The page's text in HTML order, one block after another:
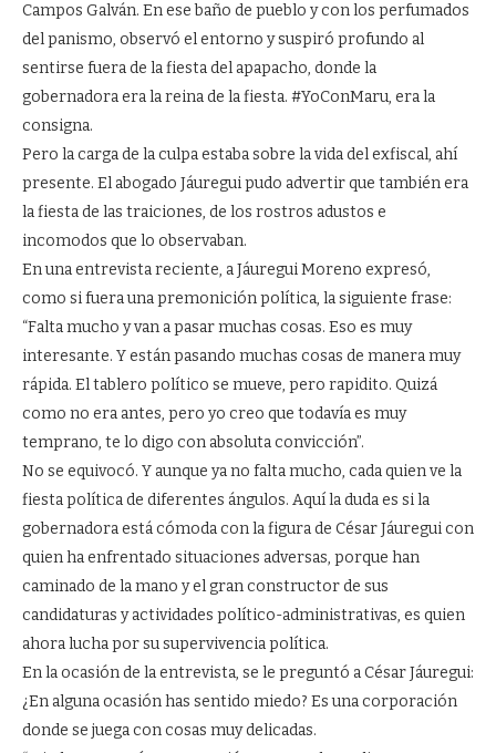
Campos Galván. En ese baño de pueblo y con los perfumados
del panismo, observó el entorno y suspiró profundo al
sentirse fuera de la fiesta del apapacho, donde la
gobernadora era la reina de la fiesta. #YoConMaru, era la
consigna.
Pero la carga de la culpa estaba sobre la vida del exfiscal, ahí
presente. El abogado Jáuregui pudo advertir que también era
la fiesta de las traiciones, de los rostros adustos e
incomodos que lo observaban.
En una entrevista reciente, a Jáuregui Moreno expresó,
como si fuera una premonición política, la siguiente frase:
“Falta mucho y van a pasar muchas cosas. Eso es muy
interesante. Y están pasando muchas cosas de manera muy
rápida. El tablero político se mueve, pero rapidito. Quizá
como no era antes, pero yo creo que todavía es muy
temprano, te lo digo con absoluta convicción”.
No se equivocó. Y aunque ya no falta mucho, cada quien ve la
fiesta política de diferentes ángulos. Aquí la duda es si la
gobernadora está cómoda con la figura de César Jáuregui con
quien ha enfrentado situaciones adversas, porque han
caminado de la mano y el gran constructor de sus
candidaturas y actividades político-administrativas, es quien
ahora lucha por su supervivencia política.
En la ocasión de la entrevista, se le preguntó a César Jáuregui:
¿En alguna ocasión has sentido miedo? Es una corporación
donde se juega con cosas muy delicadas.